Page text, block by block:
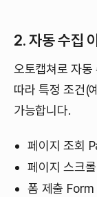
2. 자동 수집
오토캡쳐로 자동
따라 특정 조건(
가능합니다.
페이지 조회
페이지 스크
폼 제출